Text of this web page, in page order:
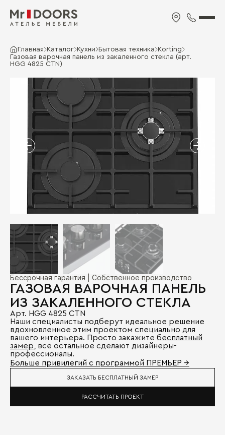
Главная Каталог Кухни Бытовая техника
Korting
Газовая варочная панель из закаленного стекла (арт.
HGG 4825 CTN)
Бессрочная гарантия | Собственное производство
ГАЗОВАЯ ВАРОЧНАЯ ПАНЕЛЬ
ИЗ ЗАКАЛЕННОГО СТЕКЛА
Арт. HGG 4825 CTN
Наши специалисты подберут идеальное решение
вдохновленное этим проектом специально для
вашего интерьера. Просто закажите бесплатный
замер , все остальное сделают дизайнеры-
профессионалы.
Больше привилегий с программой ПРЕМЬЕР →
ЗАКАЗАТЬ БЕСПЛАТНЫЙ ЗАМЕР
РАССЧИТАТЬ ПРОЕКТ